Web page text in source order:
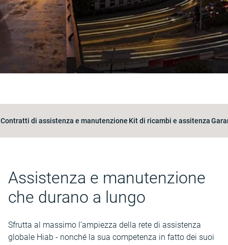
Contratti di assistenza e manutenzione Kit di ricambi e assitenza
Assistenza e manutenzione
che durano a lungo
Sfrutta al massimo l’ampiezza della rete di assistenza
globale Hiab - nonché la sua competenza in fatto dei suoi